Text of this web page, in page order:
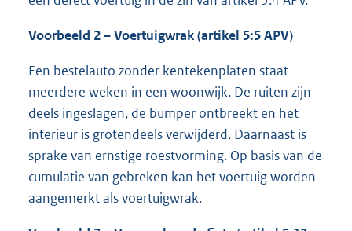
Voorbeeld 2 – Voertuigwrak (artikel 5:5 APV)
Een bestelauto zonder kentekenplaten staat
meerdere weken in een woonwijk. De ruiten zijn
deels ingeslagen, de bumper ontbreekt en het
interieur is grotendeels verwijderd. Daarnaast is
sprake van ernstige roestvorming. Op basis van de
cumulatie van gebreken kan het voertuig worden
aangemerkt als voertuigwrak.